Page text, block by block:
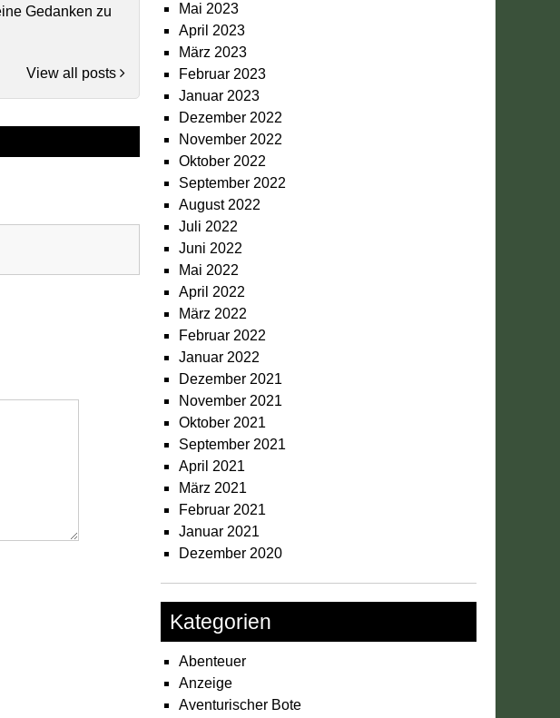
Gedanken zu
View all posts
Mai 2023
April 2023
März 2023
Februar 2023
Januar 2023
Dezember 2022
November 2022
Oktober 2022
September 2022
August 2022
Juli 2022
Juni 2022
Mai 2022
April 2022
März 2022
Februar 2022
Januar 2022
Dezember 2021
November 2021
Oktober 2021
September 2021
April 2021
März 2021
Februar 2021
Januar 2021
Dezember 2020
Kategorien
Abenteuer
Anzeige
Aventurischer Bote